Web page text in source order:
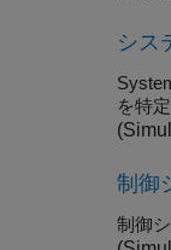
シス
を特
制御
制御